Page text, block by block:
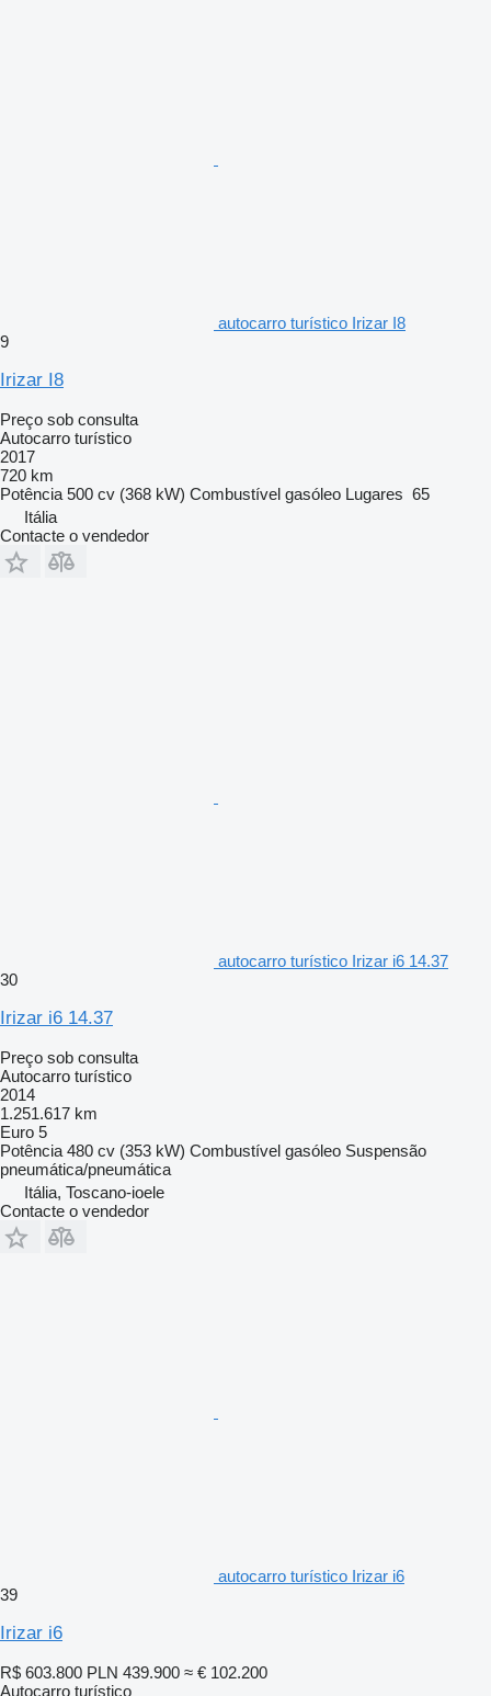
autocarro turístico Irizar I8
9
Irizar I8
Preço sob consulta
Autocarro turístico
2017
720 km
Potência 500 cv (368 kW) Combustível gasóleo Lugares 65
Itália
Contacte o vendedor
autocarro turístico Irizar i6 14.37
30
Irizar i6 14.37
Preço sob consulta
Autocarro turístico
2014
1.251.617 km
Euro 5
Potência 480 cv (353 kW) Combustível gasóleo Suspensão
pneumática/pneumática
Itália, Toscano-ioele
Contacte o vendedor
autocarro turístico Irizar i6
39
Irizar i6
R$ 603.800 PLN 439.900 ≈ € 102.200
Autocarro turístico